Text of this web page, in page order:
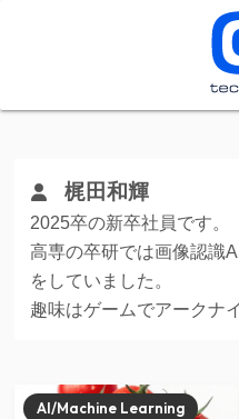
梶田和輝
2025卒の新卒社員です。
高専の卒研では画像認識
をしていました。
趣味はゲームでアークナ
AI/Machine Learning